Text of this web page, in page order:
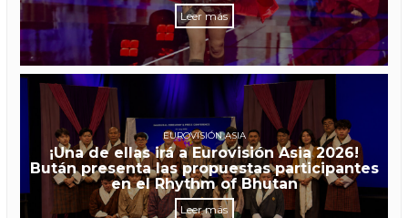
Leer más
EUROVISIÓN ASIA
¡Una de ellas irá a Eurovisión Asia 2026!
Bután presenta las propuestas participantes
en el Rhythm of Bhutan
Leer más